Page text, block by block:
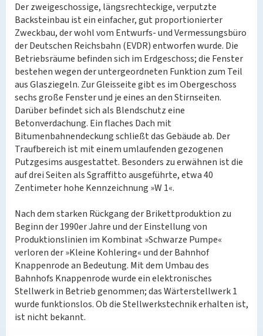
Der zweigeschossige, längsrechteckige, verputzte
Backsteinbau ist ein einfacher, gut proportionierter
Zweckbau, der wohl vom Entwurfs- und Vermessungsbüro
der Deutschen Reichsbahn (EVDR) entworfen wurde. Die
Betriebsräume befinden sich im Erdgeschoss; die Fenster
bestehen wegen der untergeordneten Funktion zum Teil
aus Glasziegeln. Zur Gleisseite gibt es im Obergeschoss
sechs große Fenster und je eines an den Stirnseiten.
Darüber befindet sich als Blendschutz eine
Betonverdachung. Ein flaches Dach mit
Bitumenbahnendeckung schließt das Gebäude ab. Der
Traufbereich ist mit einem umlaufenden gezogenen
Putzgesims ausgestattet. Besonders zu erwähnen ist die
auf drei Seiten als Sgraffitto ausgeführte, etwa 40
Zentimeter hohe Kennzeichnung »W 1«.
Nach dem starken Rückgang der Brikettproduktion zu
Beginn der 1990er Jahre und der Einstellung von
Produktionslinien im Kombinat »Schwarze Pumpe«
verloren der »Kleine Kohlering« und der Bahnhof
Knappenrode an Bedeutung. Mit dem Umbau des
Bahnhofs Knappenrode wurde ein elektronisches
Stellwerk in Betrieb genommen; das Wärterstellwerk 1
wurde funktionslos. Ob die Stellwerkstechnik erhalten ist,
ist nicht bekannt.